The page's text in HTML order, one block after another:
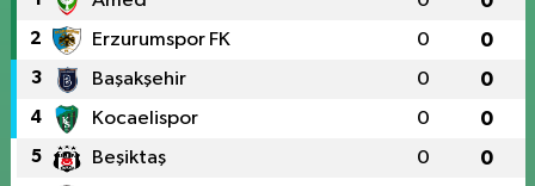
2 Erzurumspor FK 0 0
3 Başakşehir 0 0
4 Kocaelispor 0 0
5 Beşiktaş 0 0